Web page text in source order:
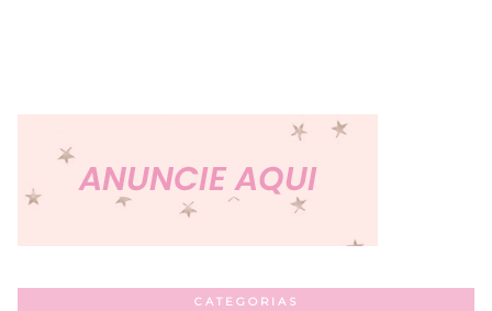
CATEGORIAS